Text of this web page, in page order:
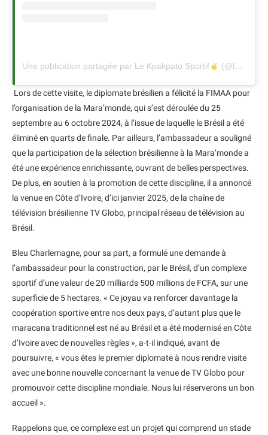
Une publication partagée par Le Kpakpato Sportif (@lekpakpatosportif)
Lors de cette visite, le diplomate brésilien a félicité la FIMAA pour
l’organisation de la Mara’monde, qui s’est déroulée du 25
septembre au 6 octobre 2024, à l’issue de laquelle le Brésil a été
éliminé en quarts de finale. Par ailleurs, l’ambassadeur a souligné
que la participation de la sélection brésilienne à la Mara’monde a
été une expérience enrichissante, ouvrant de belles perspectives.
De plus, en soutien à la promotion de cette discipline, il a annoncé
la venue en Côte d’Ivoire, d’ici janvier 2025, de la chaîne de
télévision brésilienne TV Globo, principal réseau de télévision au
Brésil.
Bleu Charlemagne, pour sa part, a formulé une demande à
l’ambassadeur pour la construction, par le Brésil, d’un complexe
sportif d’une valeur de 20 milliards 500 millions de FCFA, sur une
superficie de 5 hectares. « Ce joyau va renforcer davantage la
coopération sportive entre nos deux pays, d’autant plus que le
maracana traditionnel est né au Brésil et a été modernisé en Côte
d’Ivoire avec de nouvelles règles », a-t-il indiqué, avant de
poursuivre, « vous êtes le premier diplomate à nous rendre visite
avec une bonne nouvelle concernant la venue de TV Globo pour
promouvoir cette discipline mondiale. Nous lui réserverons un bon
accueil ».
Rappelons que, ce complexe est un projet qui comprend un stade